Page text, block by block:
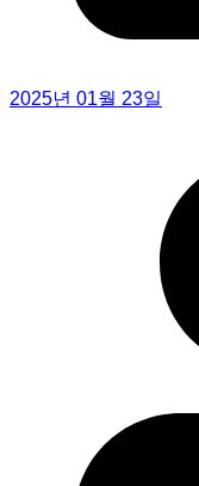
2025년 01월 23일